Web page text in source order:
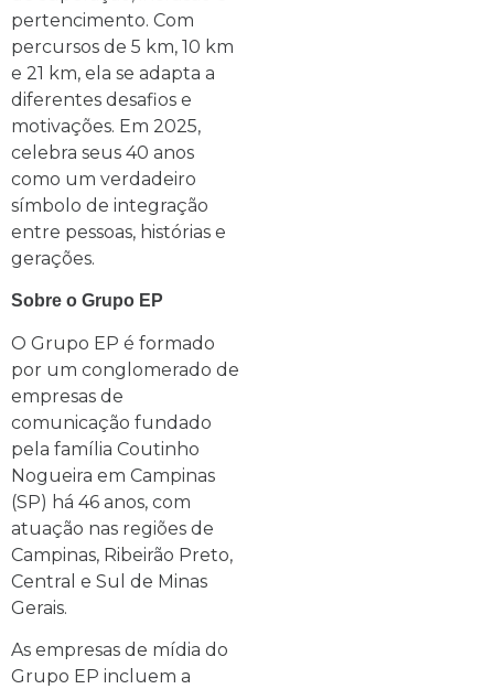
pertencimento. Com
percursos de 5 km, 10 km
e 21 km, ela se adapta a
diferentes desafios e
motivações. Em 2025,
celebra seus 40 anos
como um verdadeiro
símbolo de integração
entre pessoas, histórias e
gerações.
Sobre o Grupo EP
O Grupo EP é formado
por um conglomerado de
empresas de
comunicação fundado
pela família Coutinho
Nogueira em Campinas
(SP) há 46 anos, com
atuação nas regiões de
Campinas, Ribeirão Preto,
Central e Sul de Minas
Gerais.
As empresas de mídia do
Grupo EP incluem a